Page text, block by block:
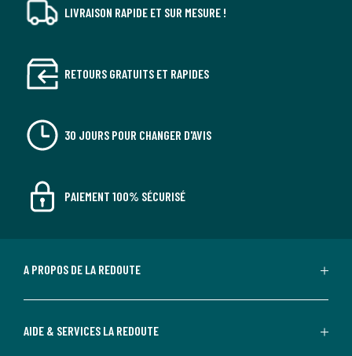
LIVRAISON RAPIDE ET SUR MESURE !
RETOURS GRATUITS ET RAPIDES
30 JOURS POUR CHANGER D'AVIS
PAIEMENT 100% SÉCURISÉ
A PROPOS DE LA REDOUTE
AIDE & SERVICES LA REDOUTE